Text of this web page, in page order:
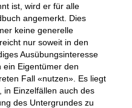
ist, wird er für alle
angemerkt. Dies
keine generelle
nur soweit in den
Ausübungsinteresse
ein Eigentümer den
Fall «nutzen». Es liegt
in Einzelfällen auch des
des Untergrundes zu